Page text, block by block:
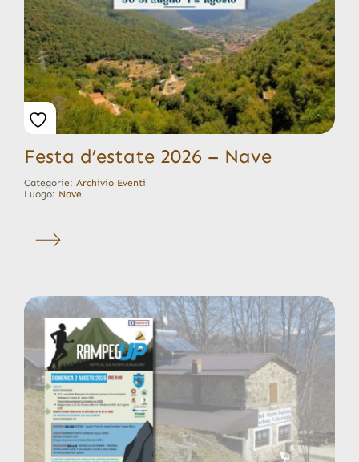
Festa d’estate 2026 – Nave
Categorie: Archivio Eventi
Luogo: Nave